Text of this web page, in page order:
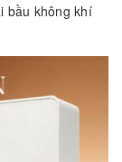
bầu không khí